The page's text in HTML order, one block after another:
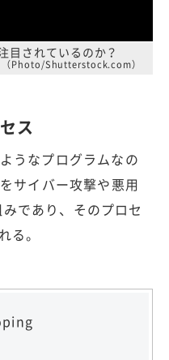
目されているのか？
（Photo/Shutterstock.com）
ス
うなプログラムなの
サイバー攻撃や悪用
であり、そのプロセ
る。